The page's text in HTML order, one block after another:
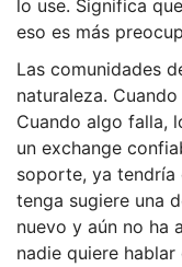
lo use. Significa
eso es más
Las comunidades
naturaleza.
Cuando algo falla,
un exchange
soporte, ya tendría
tenga sugiere una
nuevo y aún no ha
nadie quiere